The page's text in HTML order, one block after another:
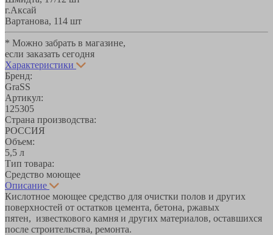
г.Аксай
Вартанова, 114 шт
* Можно забрать в магазине,
если заказать сегодня
Характеристики
Бренд:
GraSS
Артикул:
125305
Страна производства:
РОССИЯ
Объем:
5,5 л
Тип товара:
Средство моющее
Описание
Кислотное моющее средство для очистки полов и других
поверхностей от остатков цемента, бетона, ржавых
пятен, известкового камня и других материалов, оставшихся
после строительства, ремонта.